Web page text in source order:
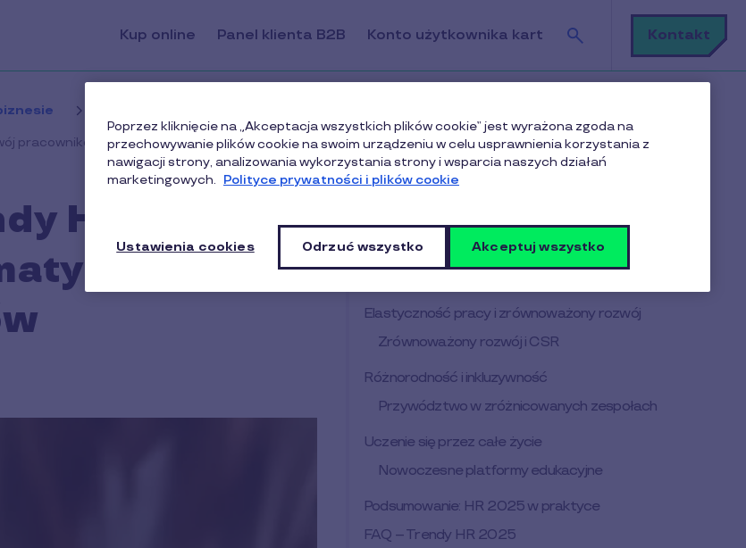
Kup online Panel klienta B2B Konto użytkownika kart
Szukaj
Kontakt
pracowników
HR 2025:
i
Digitalizacja i automatyzacja procesów HR
Elastyczność pracy i zrównoważony rozwój
Zrównoważony rozwój i CSR
Różnorodność i inkluzywność
Przywództwo w zróżnicowanych zespołach
Uczenie się przez całe życie
Nowoczesne platformy edukacyjne
Podsumowanie: HR 2025 w praktyce
FAQ – Trendy HR 2025
Poprzez kliknięcie na „Akceptacja wszystkich plików cookie” jest wyrażona zgoda na
przechowywanie plików cookie na swoim urządzeniu w celu usprawnienia korzystania z
nawigacji strony, analizowania wykorzystania strony i wsparcia naszych działań
marketingowych. Polityce prywatności i plików cookie
Ustawienia cookies Odrzuć wszystko Akceptuj wszystko